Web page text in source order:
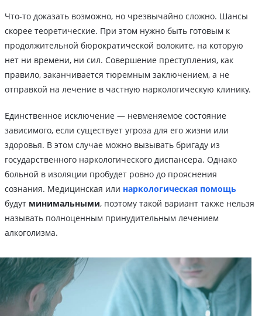
Что-то доказать возможно, но чрезвычайно сложно. Шансы
скорее теоретические. При этом нужно быть готовым к
продолжительной бюрократической волоките, на которую
нет ни времени, ни сил. Совершение преступления, как
правило, заканчивается тюремным заключением, а не
отправкой на лечение в частную наркологическую клинику.
Единственное исключение — невменяемое состояние
зависимого, если существует угроза для его жизни или
здоровья. В этом случае можно вызывать бригаду из
государственного наркологического диспансера. Однако
больной в изоляции пробудет ровно до прояснения
сознания. Медицинская или наркологическая помощь
будут минимальными, поэтому такой вариант также нельзя
называть полноценным принудительным лечением
алкоголизма.